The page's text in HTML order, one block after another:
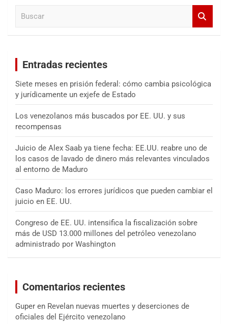
Entradas recientes
Siete meses en prisión federal: cómo cambia psicológica
y jurídicamente un exjefe de Estado
Los venezolanos más buscados por EE. UU. y sus
recompensas
Juicio de Alex Saab ya tiene fecha: EE.UU. reabre uno de
los casos de lavado de dinero más relevantes vinculados
al entorno de Maduro
Caso Maduro: los errores jurídicos que pueden cambiar el
juicio en EE. UU.
Congreso de EE. UU. intensifica la fiscalización sobre
más de USD 13.000 millones del petróleo venezolano
administrado por Washington
Comentarios recientes
Guper en Revelan nuevas muertes y deserciones de
oficiales del Ejército venezolano